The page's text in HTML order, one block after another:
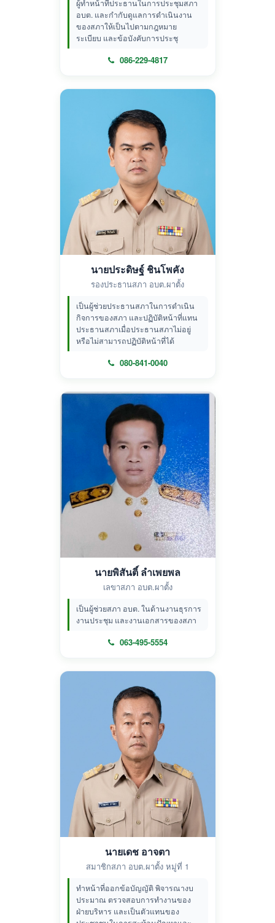
ผู้ทำหน้าที่ประธานในการประชุมสภา
อบต. และกำกับดูแลการดำเนินงาน
ของสภาให้เป็นไปตามกฎหมาย
ระเบียบ และข้อบังคับการประชุ
086-229-4817
นายประดิษฐ์ ชินโพคัง
รองประธานสภา อบต.ผาตั้ง
เป็นผู้ช่วยประธานสภาในการดำเนิน
กิจการของสภา และปฏิบัติหน้าที่แทน
ประธานสภาเมื่อประธานสภาไม่อยู่
หรือไม่สามารถปฏิบัติหน้าที่ได้
080-841-0040
นายพิสันติ์ ลำเพยพล
เลขาสภา อบต.ผาตั้ง
เป็นผู้ช่วยสภา อบต. ในด้านงานธุรการ
งานประชุม และงานเอกสารของสภา
063-495-5554
นายเดช อาจตา
สมาชิกสภา อบต.ผาตั้ง หมู่ที่ 1
ทำหน้าที่ออกข้อบัญญัติ พิจารณางบ
ประมาณ ตรวจสอบการทำงานของ
ฝ่ายบริหาร และเป็นตัวแทนของ